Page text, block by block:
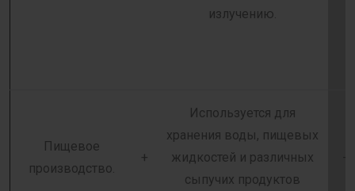
излучению.
Пищевое
производство.
+
Используется для
хранения воды, пищевых
жидкостей и различных
сыпучих продуктов